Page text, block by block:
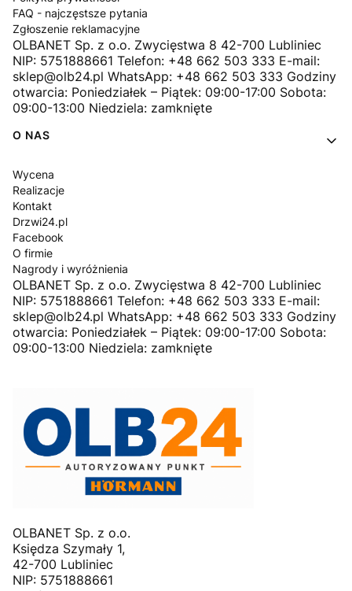
FAQ - najczęstsze pytania
Zgłoszenie reklamacyjne
OLBANET Sp. z o.o. Zwycięstwa 8 42-700 Lubliniec
NIP: 5751888661 Telefon: +48 662 503 333 E-mail:
sklep@olb24.pl WhatsApp: +48 662 503 333 Godziny
otwarcia: Poniedziałek – Piątek: 09:00-17:00 Sobota:
09:00-13:00 Niedziela: zamknięte
O NAS
Wycena
Realizacje
Kontakt
Drzwi24.pl
Facebook
O firmie
Nagrody i wyróżnienia
OLBANET Sp. z o.o. Zwycięstwa 8 42-700 Lubliniec
NIP: 5751888661 Telefon: +48 662 503 333 E-mail:
sklep@olb24.pl WhatsApp: +48 662 503 333 Godziny
otwarcia: Poniedziałek – Piątek: 09:00-17:00 Sobota:
09:00-13:00 Niedziela: zamknięte
OLBANET Sp. z o.o.
Księdza Szymały 1,
42-700 Lubliniec
NIP: 5751888661